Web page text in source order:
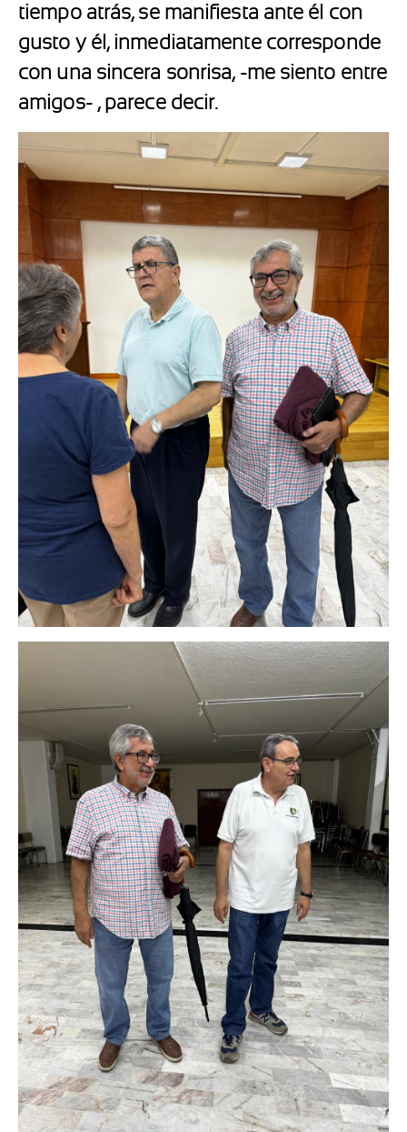
tiempo atrás, se manifiesta ante él con
gusto y él, inmediatamente corresponde
con una sincera sonrisa, -me siento entre
amigos- , parece decir.